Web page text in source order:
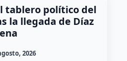
tablero político del
la llegada de Díaz
2026